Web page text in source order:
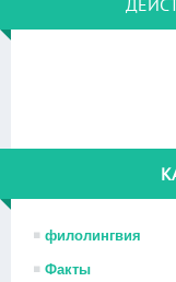
филолингвия
Факты